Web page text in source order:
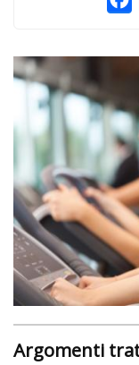
Argomenti